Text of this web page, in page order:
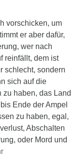
vorschicken, um
er aber dafür,
wer nach
reinfällt, dem ist
schlecht, sondern
sich auf die
zu haben, das Land
Ende der Ampel
zu haben, egal,
Abschalten
oder Mord und